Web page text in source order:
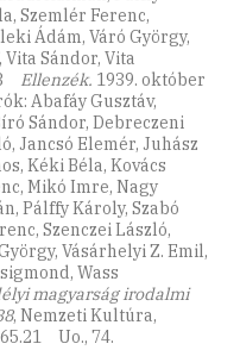
Szemlér Ferenc,
Ádám, Váró György,
Sándor, Vita
Ellenzék. 1939. október
Abafáy Gusztáv,
Sándor, Debreczeni
Jancsó Elemér, Juhász
Kéki Béla, Kovács
Mikó Imre, Nagy
Pálffy Károly, Szabó
Szenczei László,
Vásárhelyi Z. Emil,
Wass
magyarság irodalmi
, Nemzeti Kultúra,
Uo., 74.